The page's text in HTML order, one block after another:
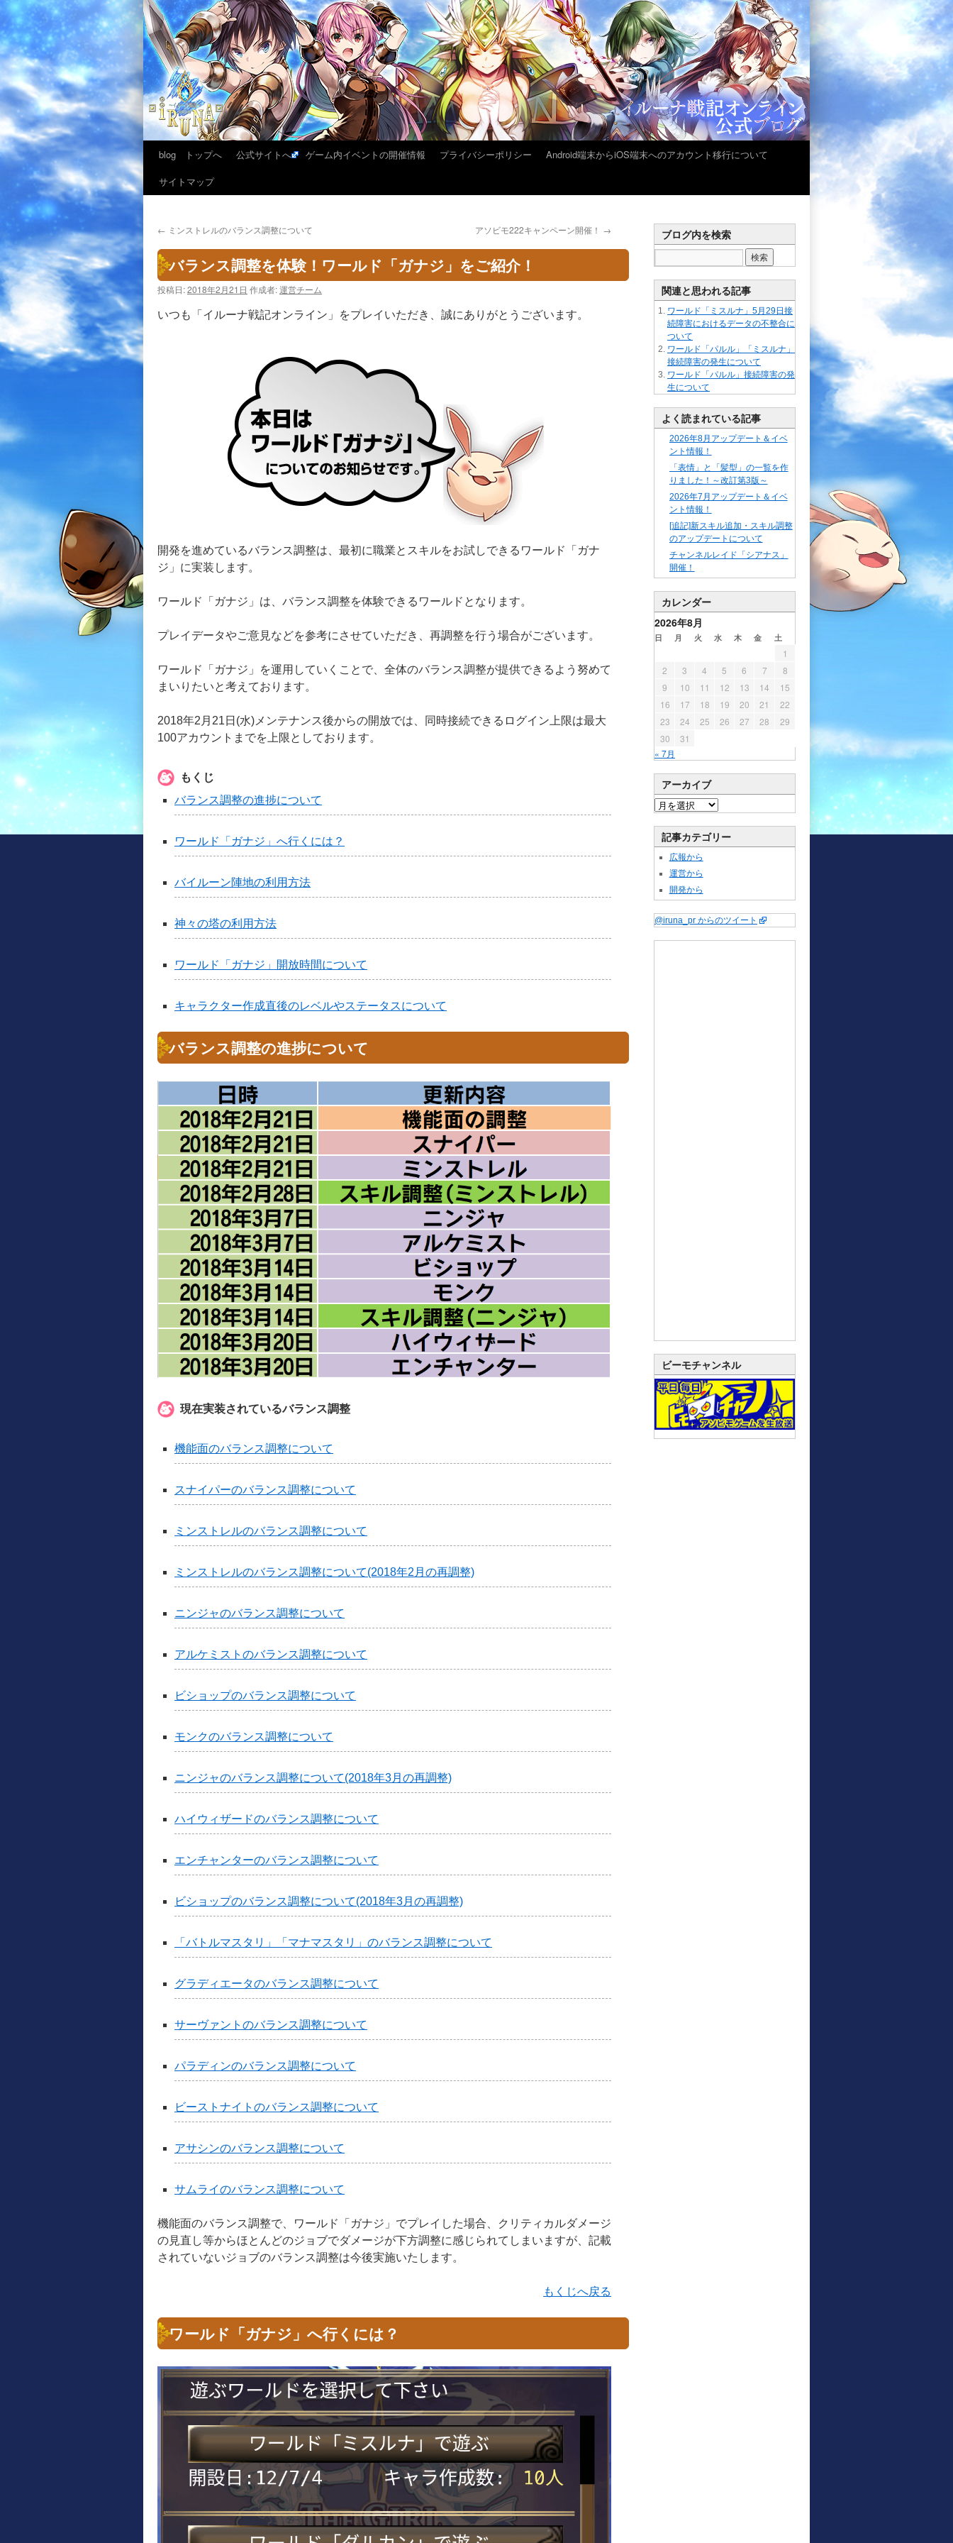
blog トップへ 公式サイトへ ゲーム内イベントの開催情報 プライバシーポリシー
Android端末からiOS端末へのアカウント移行について
サイトマップ
← ミンストレルのバランス調整について アソビモ222キャンペーン開催！ →
バランス調整を体験！ワールド「ガナジ」をご紹介！
投稿日:2018年2月21日 作成者:運営チーム
いつも「イルーナ戦記オンライン」をプレイいただき、誠にありがとうございます。
開発を進めているバランス調整は、最初に職業とスキルをお試しできるワールド「ガナ
ジ」に実装します。
ワールド「ガナジ」は、バランス調整を体験できるワールドとなります。
プレイデータやご意見などを参考にさせていただき、再調整を行う場合がございます。
ワールド「ガナジ」を運用していくことで、全体のバランス調整が提供できるよう努めて
まいりたいと考えております。
2018年2月21日(水)メンテナンス後からの開放では、同時接続できるログイン上限は最大
100アカウントまでを上限としております。
もくじ
バランス調整の進捗について
ワールド「ガナジ」へ行くには？
バイルーン陣地の利用方法
神々の塔の利用方法
ワールド「ガナジ」開放時間について
キャラクター作成直後のレベルやステータスについて
バランス調整の進捗について
現在実装されているバランス調整
機能面のバランス調整について
スナイパーのバランス調整について
ミンストレルのバランス調整について
ミンストレルのバランス調整について(2018年2月の再調整)
ニンジャのバランス調整について
アルケミストのバランス調整について
ビショップのバランス調整について
モンクのバランス調整について
ニンジャのバランス調整について(2018年3月の再調整)
ハイウィザードのバランス調整について
エンチャンターのバランス調整について
ビショップのバランス調整について(2018年3月の再調整)
「バトルマスタリ」「マナマスタリ」のバランス調整について
グラディエータのバランス調整について
サーヴァントのバランス調整について
パラディンのバランス調整について
ビーストナイトのバランス調整について
アサシンのバランス調整について
サムライのバランス調整について
機能面のバランス調整で、ワールド「ガナジ」でプレイした場合、クリティカルダメージ
の見直し等からほとんどのジョブでダメージが下方調整に感じられてしまいますが、記載
されていないジョブのバランス調整は今後実施いたします。
もくじへ戻る
ワールド「ガナジ」へ行くには？
ブログ内を検索
関連と思われる記事
ワールド「ミスルナ」5月29日接
続障害におけるデータの不整合に
ついて
ワールド「パルル」「ミスルナ」
接続障害の発生について
ワールド「パルル」接続障害の発
生について
よく読まれている記事
2026年8月アップデート＆イベ
ント情報！
「表情」と「髪型」の一覧を作
りました！～改訂第3版～
2026年7月アップデート＆イベ
ント情報！
[追記]新スキル追加・スキル調整
のアップデートについて
チャンネルレイド「シアナス」
開催！
カレンダー
2026年8月
日 月 火 水 木 金 土
« 7月
1
2
3 4 5 6 7
8
9
10 11 12 13 14
15
16
17 18 19 20 21
22
23
24 25 26 27 28
29
30
31
アーカイブ
記事カテゴリー
広報から
運営から
開発から
@iruna_pr からのツイート
ビーモチャンネル